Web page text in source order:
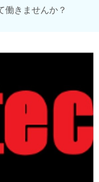
働きませんか？